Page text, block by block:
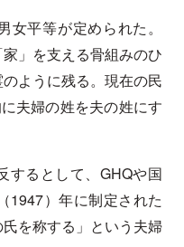
平等が定められた。
」を支える骨組みのひ
ように残る。現在の民
夫婦の姓を夫の姓にす
するとして、GHQや国
1947）年に制定された
を称する」という夫婦